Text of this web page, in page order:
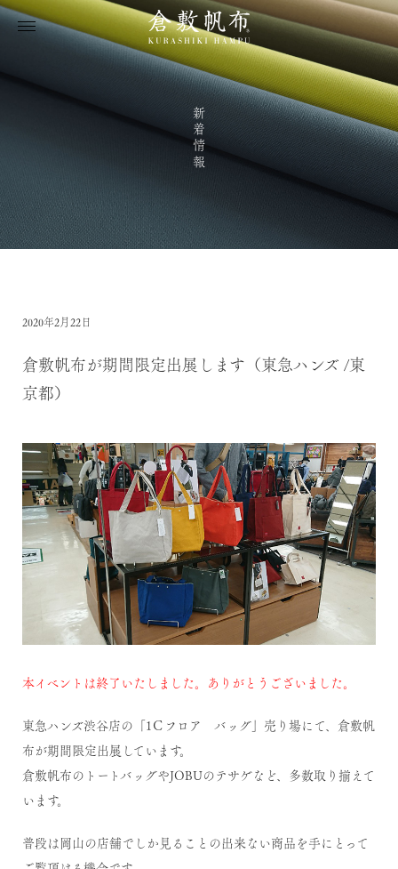
新着情報
2020年2月22日
倉敷帆布が期間限定出展します（東急ハンズ /東
京都）
本イベントは終了いたしました。ありがとうございました。
東急ハンズ渋谷店の「1Ｃフロア バッグ」売り場にて、倉敷帆
布が期間限定出展しています。
倉敷帆布のトートバッグやJOBUのテサゲなど、多数取り揃えて
います。
普段は岡山の店舗でしか見ることの出来ない商品を手にとって